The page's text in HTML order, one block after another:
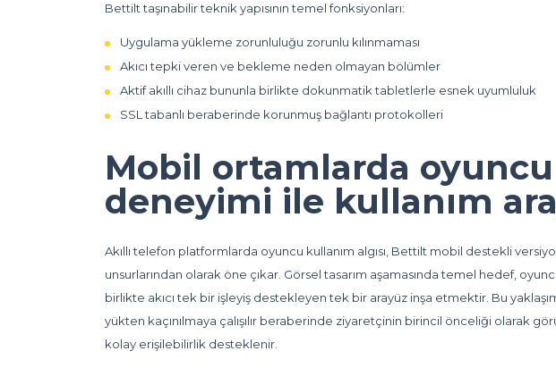
Bettilt taşınabilir teknik yapısının temel fonksiyonları:
Uygulama yükleme zorunluluğu zorunlu kılınmaması
Akıcı tepki veren ve bekleme neden olmayan bölümler
Aktif akıllı cihaz bununla birlikte dokunmatik tabletlerle esnek uyumluluk
SSL tabanlı beraberinde korunmuş bağlantı protokolleri
Mobil ortamlarda
deneyimi ile kullanım
Akıllı telefon platformlarda oyuncu kullanım algısı, Bettilt mobil destekli
unsurlarından olarak öne çıkar. Görsel tasarım aşamasında temel hedef,
birlikte akıcı tek bir işleyiş destekleyen tek bir arayüz inşa etmektir. Bu
yükten kaçınılmaya çalışılır beraberinde ziyaretçinin birincil önceliği olarak
kolay erişilebilirlik desteklenir.